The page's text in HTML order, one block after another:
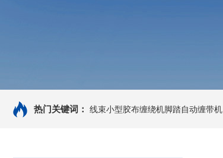
热门关键词： 线束小型胶布缠绕机脚踏自动缠带机